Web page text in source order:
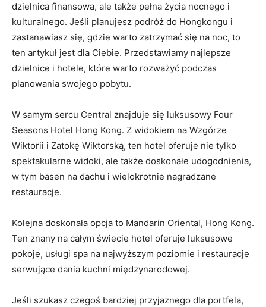
dzielnica finansowa, ale także pełna życia nocnego i
kulturalnego. Jeśli planujesz podróż do Hongkongu i
zastanawiasz się, gdzie warto zatrzymać się na⁣ noc, to
ten artykuł⁣ jest dla Ciebie. Przedstawiamy ‌najlepsze
dzielnice i hotele, które warto rozważyć podczas⁣
planowania swojego pobytu.
W samym sercu Central znajduje się luksusowy Four
Seasons Hotel Hong Kong. Z widokiem na Wzgórze
Wiktorii⁣ i Zatokę⁣ Wiktorską, ten hotel oferuje nie⁢ tylko
spektakularne widoki, ‍ale także doskonałe udogodnienia,
w tym basen na dachu i wielokrotnie nagradzane
restauracje.
Kolejna doskonała opcja to Mandarin‍ Oriental, Hong Kong.⁣
Ten znany na całym świecie hotel oferuje luksusowe
pokoje, usługi ‌spa na najwyższym poziomie i restauracje
serwujące dania kuchni międzynarodowej.
Jeśli szukasz czegoś bardziej przyjaznego dla portfela, ​